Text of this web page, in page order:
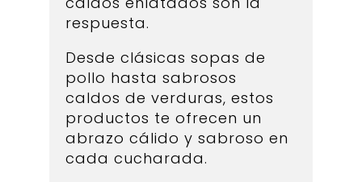
respuesta.
Desde clásicas sopas de
pollo hasta sabrosos
caldos de verduras, estos
productos te ofrecen un
abrazo cálido y sabroso en
cada cucharada.